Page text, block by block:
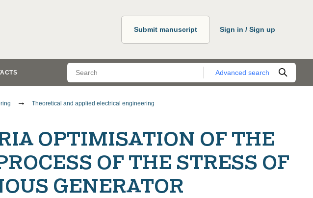
Submit manuscript Sign in / Sign up
Advanced search
Theoretical and applied electrical engineering
OPTIMISATION OF THE
OF THE STRESS OF
GENERATOR